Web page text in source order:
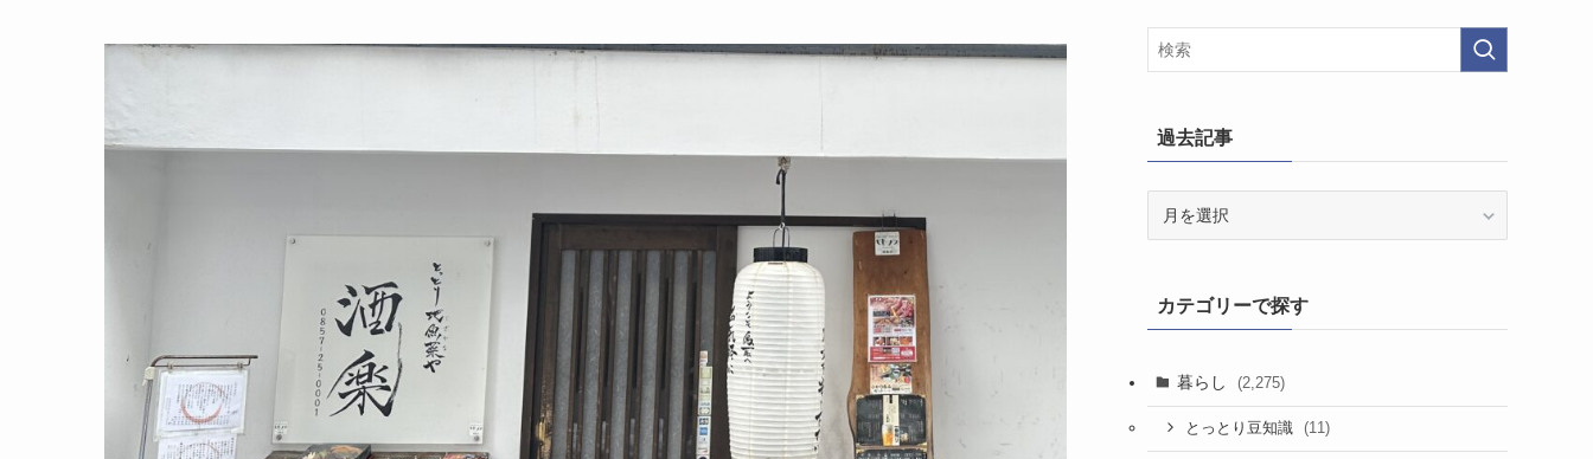
過去記事
カテゴリーで探す
暮らし (2,275)
とっとり豆知識 (11)